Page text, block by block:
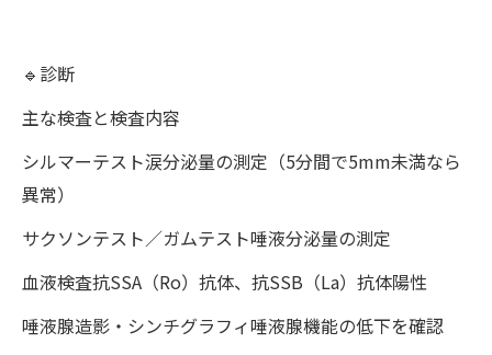
🔹診断
主な検査と検査内容
シルマーテスト涙分泌量の測定（5分間で5mm未満なら
異常）
サクソンテスト／ガムテスト唾液分泌量の測定
血液検査抗SSA（Ro）抗体、抗SSB（La）抗体陽性
唾液腺造影・シンチグラフィ唾液腺機能の低下を確認